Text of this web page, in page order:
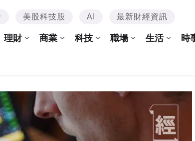
美股科技股 AI 最新財經資訊
理財 商業 科技 職場 生活 時